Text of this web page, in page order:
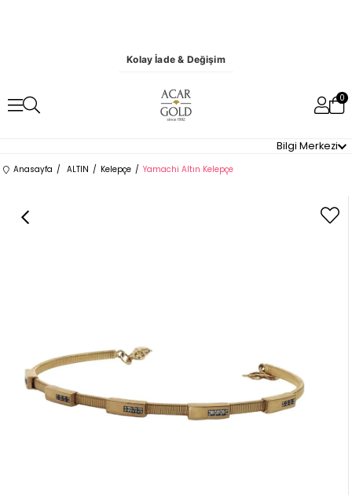
Kolay İade & Değişim
0
Bilgi Merkezi
Anasayfa ALTIN Kelepçe Yamachi Altın Kelepçe